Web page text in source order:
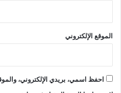
الموقع الإلكتروني
احفظ اسمي، بريدي الإلكتروني،